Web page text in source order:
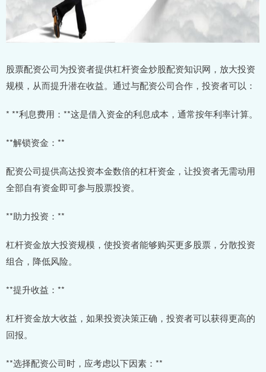
股票配资公司为投资者提供杠杆资金炒股配资知识网，放大投资
规模，从而提升潜在收益。通过与配资公司合作，投资者可以：
* **利息费用：**这是借入资金的利息成本，通常按年利率计算。
**解锁资金：**
配资公司提供高达投资本金数倍的杠杆资金，让投资者无需动用
全部自有资金即可参与股票投资。
**助力投资：**
杠杆资金放大投资规模，使投资者能够购买更多股票，分散投资
组合，降低风险。
**提升收益：**
杠杆资金放大收益，如果投资决策正确，投资者可以获得更高的
回报。
**选择配资公司时，应考虑以下因素：**